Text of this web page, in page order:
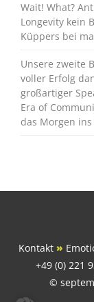
Wait! What?
Longevity kein
Küppers bei
Unsere zweite
voller Erfolg
großartiger
Era of
das Morgen ins
Kontakt»
+49 (0) 221
©